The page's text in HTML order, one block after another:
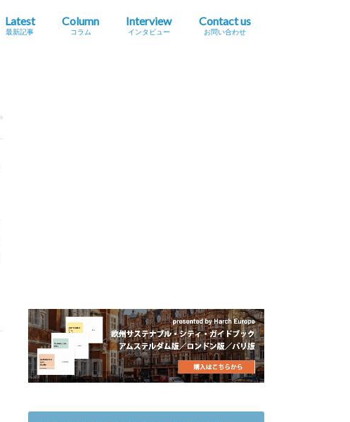
Latest
最新記事
Column
コラム
Interview
インタビュー
Contact us
お問い合わせ